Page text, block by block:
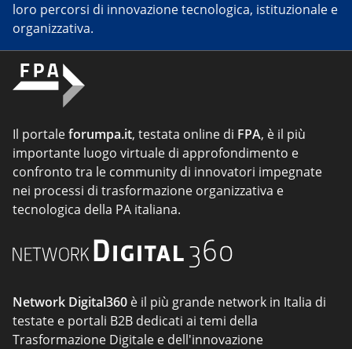
loro percorsi di innovazione tecnologica, istituzionale e
organizzativa.
Il portaleforumpa.it, testata online di FPA, è il più
importante luogo virtuale di approfondimento e
confronto tra le community di innovatori impegnate
nei processi di trasformazione organizzativa e
tecnologica della PA italiana.
Network Digital360 è il più grande network in Italia di
testate e portali B2B dedicati ai temi della
Trasformazione Digitale e dell'innovazione